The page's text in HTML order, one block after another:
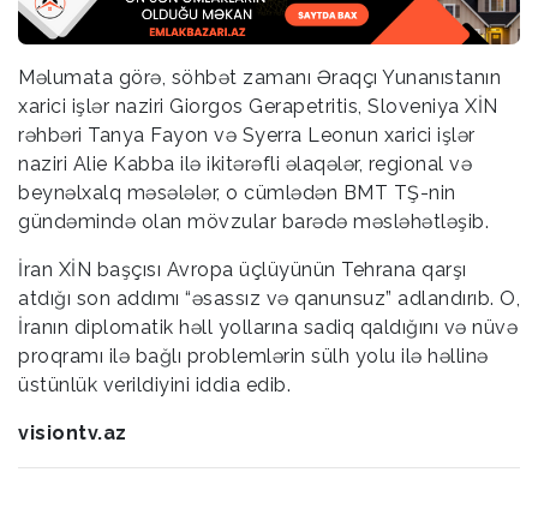
Məlumata görə, söhbət zamanı Əraqçı Yunanıstanın
xarici işlər naziri Giorgos Gerapetritis, Sloveniya XİN
rəhbəri Tanya Fayon və Syerra Leonun xarici işlər
naziri Alie Kabba ilə ikitərəfli əlaqələr, regional və
beynəlxalq məsələlər, o cümlədən BMT TŞ-nin
gündəmində olan mövzular barədə məsləhətləşib.
İran XİN başçısı Avropa üçlüyünün Tehrana qarşı
atdığı son addımı “əsassız və qanunsuz” adlandırıb. O,
İranın diplomatik həll yollarına sadiq qaldığını və nüvə
proqramı ilə bağlı problemlərin sülh yolu ilə həllinə
üstünlük verildiyini iddia edib.
visiontv.az